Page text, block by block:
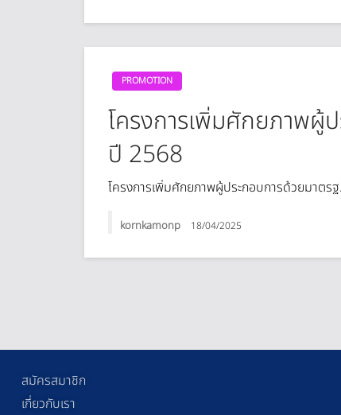
PROMOTION
โครงการเพิ่มศักยภาพผู้
ปี 2568
โครงการเพิ่มศักยภาพผู้ประกอบการด้วยมาตร
kornkamonp 18/04/2025
สมัครสมาชิก
เกี่ยวกับเรา